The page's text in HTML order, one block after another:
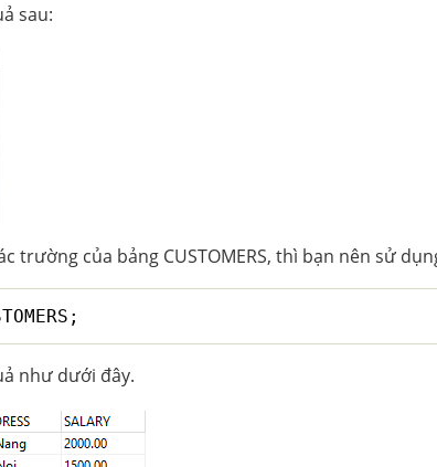
sau:
trường của bảng CUSTOMERS, thì bạn nên sử
như dưới đây.